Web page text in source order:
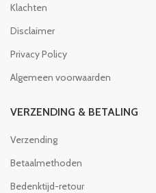
Klachten
Disclaimer
Privacy Policy
Algemeen voorwaarden
VERZENDING & BETALING
Verzending
Betaalmethoden
Bedenktijd-retour